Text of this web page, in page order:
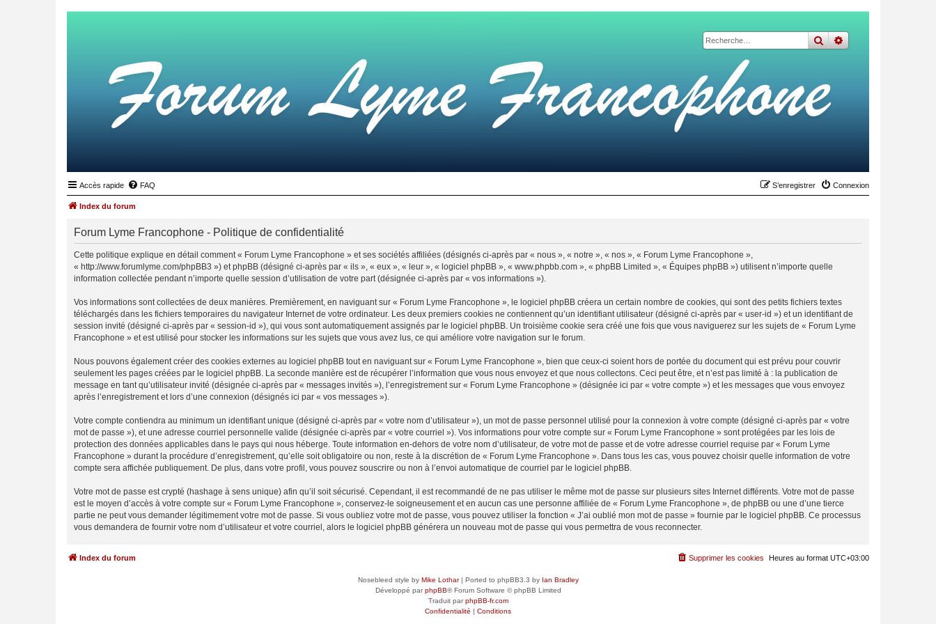
rechercher
recherche
Accès rapide FAQ Connexion
S’enregistrer
Index du forum
Forum Lyme Francophone - Politique de confidentialité
Cette politique explique en détail comment « Forum Lyme Francophone » et ses sociétés affiliées (désignés ci-après par « nous », « notre », « nos », « Forum Lyme Francophone »,
« http://www.forumlyme.com/phpBB3 ») et phpBB (désigné ci-après par « ils », « eux », « leur », « logiciel phpBB », « www.phpbb.com », « phpBB Limited », « Équipes phpBB ») utilisent n’importe quelle
information collectée pendant n’importe quelle session d’utilisation de votre part (désignée ci-après par « vos informations »).
Vos informations sont collectées de deux manières. Premièrement, en naviguant sur « Forum Lyme Francophone », le logiciel phpBB créera un certain nombre de cookies, qui sont des petits fichiers textes
téléchargés dans les fichiers temporaires du navigateur Internet de votre ordinateur. Les deux premiers cookies ne contiennent qu’un identifiant utilisateur (désigné ci-après par « user-id ») et un identifiant de
session invité (désigné ci-après par « session-id »), qui vous sont automatiquement assignés par le logiciel phpBB. Un troisième cookie sera créé une fois que vous naviguerez sur les sujets de « Forum Lyme
Francophone » et est utilisé pour stocker les informations sur les sujets que vous avez lus, ce qui améliore votre navigation sur le forum.
Nous pouvons également créer des cookies externes au logiciel phpBB tout en naviguant sur « Forum Lyme Francophone », bien que ceux-ci soient hors de portée du document qui est prévu pour couvrir
seulement les pages créées par le logiciel phpBB. La seconde manière est de récupérer l’information que vous nous envoyez et que nous collectons. Ceci peut être, et n’est pas limité à : la publication de
message en tant qu’utilisateur invité (désignée ci-après par « messages invités »), l’enregistrement sur « Forum Lyme Francophone » (désignée ici par « votre compte ») et les messages que vous envoyez
après l’enregistrement et lors d’une connexion (désignés ici par « vos messages »).
Votre compte contiendra au minimum un identifiant unique (désigné ci-après par « votre nom d’utilisateur »), un mot de passe personnel utilisé pour la connexion à votre compte (désigné ci-après par « votre
mot de passe »), et une adresse courriel personnelle valide (désignée ci-après par « votre courriel »). Vos informations pour votre compte sur « Forum Lyme Francophone » sont protégées par les lois de
protection des données applicables dans le pays qui nous héberge. Toute information en-dehors de votre nom d’utilisateur, de votre mot de passe et de votre adresse courriel requise par « Forum Lyme
Francophone » durant la procédure d’enregistrement, qu’elle soit obligatoire ou non, reste à la discrétion de « Forum Lyme Francophone ». Dans tous les cas, vous pouvez choisir quelle information de votre
compte sera affichée publiquement. De plus, dans votre profil, vous pouvez souscrire ou non à l’envoi automatique de courriel par le logiciel phpBB.
Votre mot de passe est crypté (hashage à sens unique) afin qu’il soit sécurisé. Cependant, il est recommandé de ne pas utiliser le même mot de passe sur plusieurs sites Internet différents. Votre mot de passe
est le moyen d’accès à votre compte sur « Forum Lyme Francophone », conservez-le soigneusement et en aucun cas une personne affiliée de « Forum Lyme Francophone », de phpBB ou une d’une tierce
partie ne peut vous demander légitimement votre mot de passe. Si vous oubliez votre mot de passe, vous pouvez utiliser la fonction « J’ai oublié mon mot de passe » fournie par le logiciel phpBB. Ce processus
vous demandera de fournir votre nom d’utilisateur et votre courriel, alors le logiciel phpBB générera un nouveau mot de passe qui vous permettra de vous reconnecter.
Index du forum Heures au format UTC+03:00
Supprimer les cookies
Nosebleed style by Mike Lothar| Ported to phpBB3.3 by Ian Bradley
Développé parphpBB® Forum Software © phpBB Limited
Traduit parphpBB-fr.com
Confidentialité | Conditions